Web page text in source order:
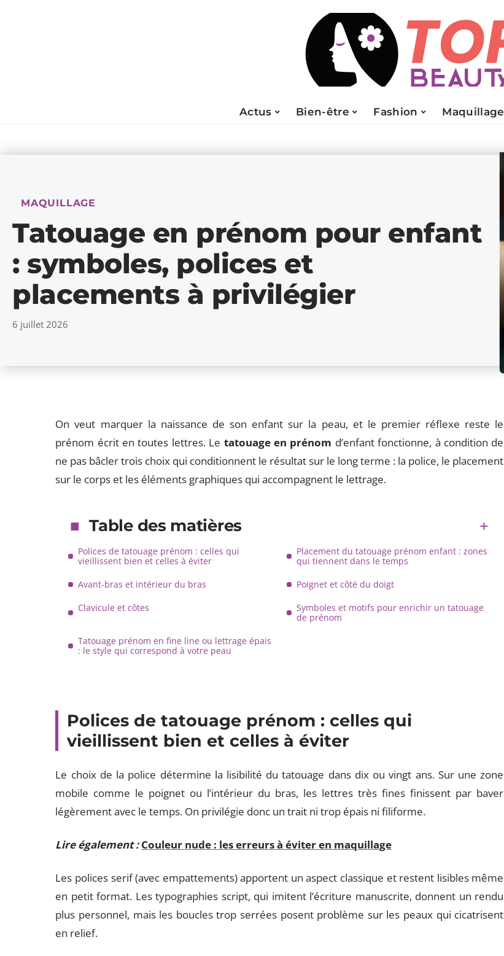
Actus Bien-être Fashion Maquillage
MAQUILLAGE
Tatouage en prénom pour enfant
: symboles, polices et
placements à privilégier
6 juillet 2026
On veut marquer la naissance de son enfant sur la peau, et le premier réflexe reste le
prénom écrit en toutes lettres. Le tatouage en prénom d’enfant fonctionne, à condition de
ne pas bâcler trois choix qui conditionnent le résultat sur le long terme : la police, le placement
sur le corps et les éléments graphiques qui accompagnent le lettrage.
Table des matières
Polices de tatouage prénom : celles qui
vieillissent bien et celles à éviter
Placement du tatouage prénom enfant : zones
qui tiennent dans le temps
Avant-bras et intérieur du bras
Poignet et côté du doigt
Clavicule et côtes
Symboles et motifs pour enrichir un tatouage
de prénom
Tatouage prénom en fine line ou lettrage épais
: le style qui correspond à votre peau
Polices de tatouage prénom : celles qui
vieillissent bien et celles à éviter
Le choix de la police détermine la lisibilité du tatouage dans dix ou vingt ans. Sur une zone
mobile comme le poignet ou l’intérieur du bras, les lettres très fines finissent par baver
légèrement avec le temps. On privilégie donc un trait ni trop épais ni filiforme.
Lire également : Couleur nude : les erreurs à éviter en maquillage
Les polices serif (avec empattements) apportent un aspect classique et restent lisibles même
en petit format. Les typographies script, qui imitent l’écriture manuscrite, donnent un rendu
plus personnel, mais les boucles trop serrées posent problème sur les peaux qui cicatrisent
en relief.